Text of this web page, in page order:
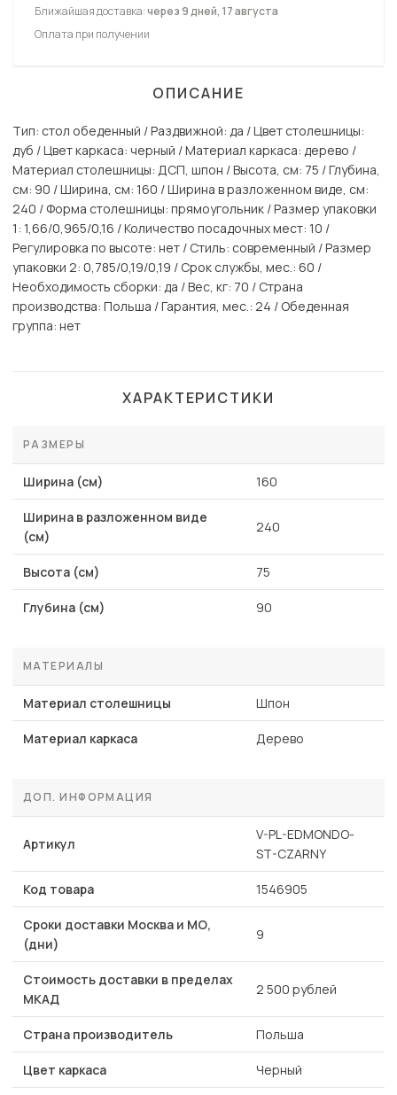
Ближайшая доставка:через 9 дней, 17 августа
Оплата при получении
ОПИСАНИЕ
Тип: стол обеденный / Раздвижной: да / Цвет столешницы:
дуб / Цвет каркаса: черный / Материал каркаса: дерево /
Материал столешницы: ДСП, шпон / Высота, см: 75 / Глубина,
см: 90 / Ширина, см: 160 / Ширина в разложенном виде, см:
240 / Форма столешницы: прямоугольник / Размер упаковки
1: 1,66/0,965/0,16 / Количество посадочных мест: 10 /
Регулировка по высоте: нет / Стиль: современный / Размер
упаковки 2: 0,785/0,19/0,19 / Срок службы, мес.: 60 /
Необходимость сборки: да / Вес, кг: 70 / Страна
производства: Польша / Гарантия, мес.: 24 / Обеденная
группа: нет
ХАРАКТЕРИСТИКИ
РАЗМЕРЫ
Ширина (см) 160
Ширина в разложенном виде
(см)
240
Высота (см) 75
Глубина (см) 90
МАТЕРИАЛЫ
Материал столешницы Шпон
Материал каркаса Дерево
ДОП. ИНФОРМАЦИЯ
Артикул
V-PL-EDMONDO-
ST-CZARNY
Код товара 1546905
Сроки доставки Москва и МО,
(дни)
9
Стоимость доставки в пределах
МКАД
2 500 рублей
Страна производитель Польша
Цвет каркаса Черный